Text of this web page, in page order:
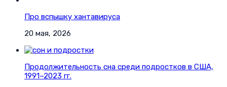
Про вспышку хантавируса
20 мая, 2026
Продолжительность сна среди подростков в США,
1991–2023 гг.